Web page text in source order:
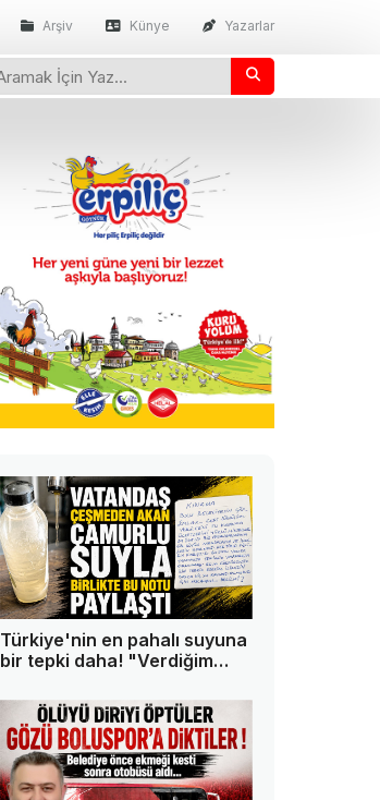
Arşiv Künye Yazarlar
Türkiye'nin en pahalı suyuna
bir tepki daha! "Verdiğim